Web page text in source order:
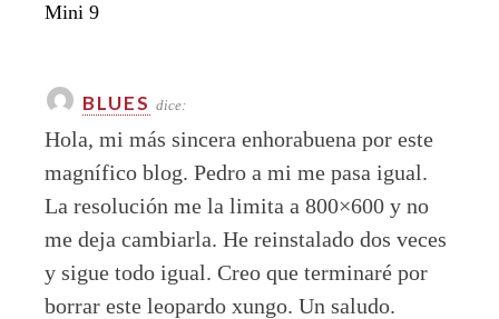
Mini 9
BLUES dice:
Hola, mi más sincera enhorabuena por este
magnífico blog. Pedro a mi me pasa igual.
La resolución me la limita a 800×600 y no
me deja cambiarla. He reinstalado dos veces
y sigue todo igual. Creo que terminaré por
borrar este leopardo xungo. Un saludo.